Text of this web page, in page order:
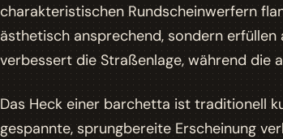
charakteristischen Rundscheinwerfern
ästhetisch ansprechend, sondern
verbessert die Straßenlage, während die
Das Heck einer barchetta ist traditionell
gespannte, sprungbereite Erscheinung